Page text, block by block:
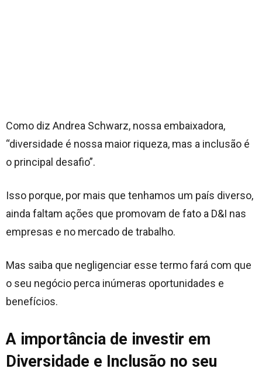
Como diz Andrea Schwarz, nossa embaixadora,
“diversidade é nossa maior riqueza, mas a inclusão é
o principal desafio”.
Isso porque, por mais que tenhamos um país diverso,
ainda faltam ações que promovam de fato a D&I nas
empresas e no mercado de trabalho.
Mas saiba que negligenciar esse termo fará com que
o seu negócio perca inúmeras oportunidades e
benefícios.
A importância de investir em
Diversidade e Inclusão no seu